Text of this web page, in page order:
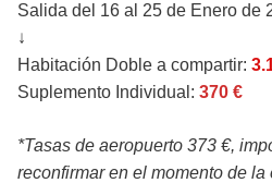
Salida del 16 al 25 de Enero de
↓
Habitación Doble a compartir:
Suplemento Individual: 370 €
*Tasas de aeropuerto 373 €,
reconfirmar en el momento de